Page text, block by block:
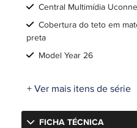
Central Multimídia
Cobertura do teto em
preta
Model Year 26
+ Ver mais itens de série
FICHA TÉCNICA